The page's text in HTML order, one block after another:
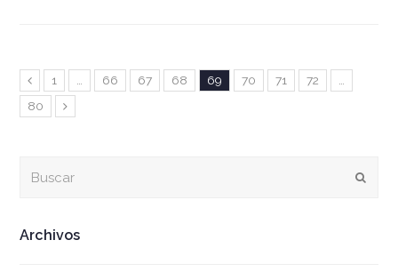
Anterior
Page
1 … Page
66 Page
67 Page
68 Page
69 Page
70 Page
71 Page
72
…
Page
80 Siguiente
Archivos